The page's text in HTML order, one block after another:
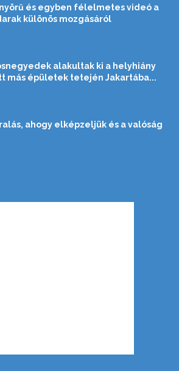
és egyben félelmetes videó a
különös mozgásáról
alakultak ki a helyhiány
más épületek tetején Jakartába...
ahogy elképzeljük és a valóság